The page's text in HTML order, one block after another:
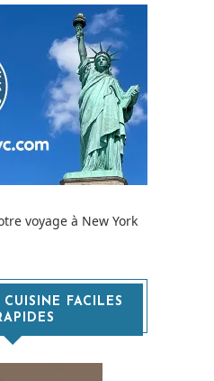
voyage à New York
CUISINE FACILES